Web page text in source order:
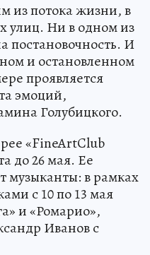
из потока жизни, в
улиц. Ни в одном из
постановочность. И
и остановленном
проявляется
эмоций,
Голубицкого.
«FineArtClub
до 26 мая. Ее
музыканты: в рамках
с 10 по 13 мая
и «Ромарио»,
Иванов с